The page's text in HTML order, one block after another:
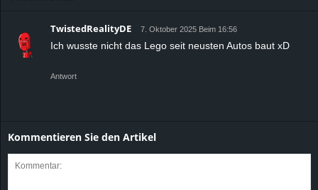
TwistedRealityDE 7. Oktober 2025 Beim 16:56
Ich wusste nicht das Lego seit neusten Autos baut xD
Antwort
Kommentieren Sie den Artikel